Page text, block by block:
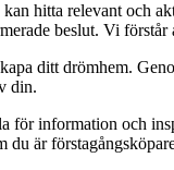
hitta relevant och
beslut. Vi
ditt drömhem.
din.
information och
är